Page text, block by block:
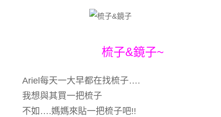
梳子&鏡子~
Ariel每天一大早都在找梳子….
我想與其買一把梳子
不如….媽媽來貼一把梳子吧!!